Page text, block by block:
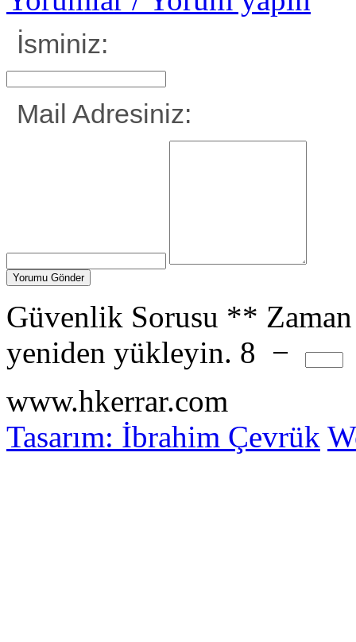
İsminiz:
Mail Adresiniz:
Güvenlik Sorusu **
yeniden yükleyin. 8 −
www.hkerrar.com
Tasarım: İbrahim Çevrük